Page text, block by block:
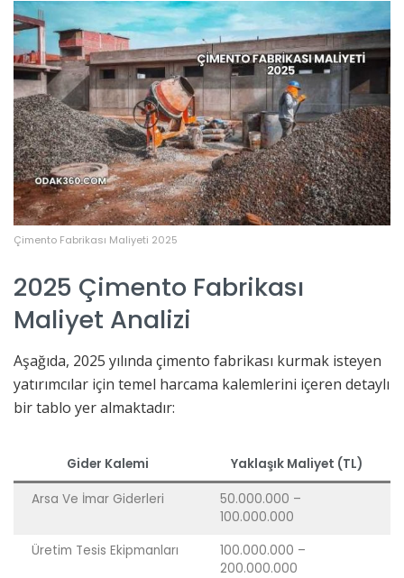
Çimento Fabrikası Maliyeti 2025
2025 Çimento Fabrikası
Maliyet Analizi
Aşağıda, 2025 yılında çimento fabrikası kurmak isteyen
yatırımcılar için temel harcama kalemlerini içeren detaylı
bir tablo yer almaktadır:
Gider Kalemi Yaklaşık Maliyet (TL)
Arsa Ve İmar Giderleri
50.000.000 –
100.000.000
Üretim Tesis Ekipmanları
100.000.000 –
200.000.000